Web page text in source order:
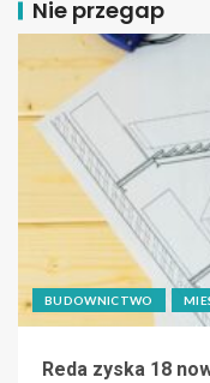
Nie przegap
BUDOWNICTWO
Reda zyska 18